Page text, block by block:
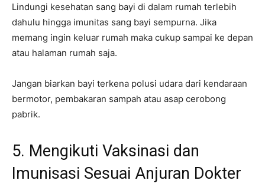
Lindungi kesehatan sang bayi di dalam rumah terlebih
dahulu hingga imunitas sang bayi sempurna. Jika
memang ingin keluar rumah maka cukup sampai ke depan
atau halaman rumah saja.
Jangan biarkan bayi terkena polusi udara dari kendaraan
bermotor, pembakaran sampah atau asap cerobong
pabrik.
5. Mengikuti Vaksinasi dan
Imunisasi Sesuai Anjuran Dokter